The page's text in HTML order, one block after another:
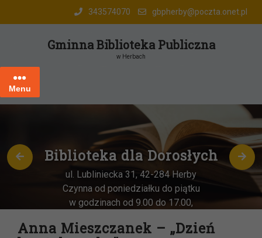
343574070 gbpherby@poczta.onet.pl
Gminna Biblioteka Publiczna
w Herbach
Menu
Biblioteka dla Dorosłych
ul. Lubliniecka 31, 42-284 Herby
Czynna od poniedziałku do piątku
w godzinach od 9.00 do 17.00,
w godz. 9:00-13:00
Anna Mieszczanek – „Dzień